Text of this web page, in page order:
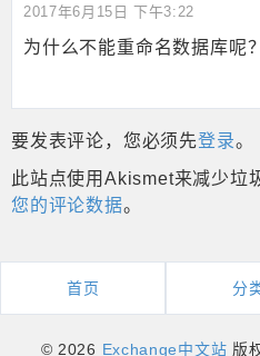
2017年6月15日 下午3:22
为什么不能重命名数据库呢？
要发表评论，您必须先登录。
此站点使用Akismet来减少垃
您的评论数据。
首页 分
© 2026 Exchange中文站 版